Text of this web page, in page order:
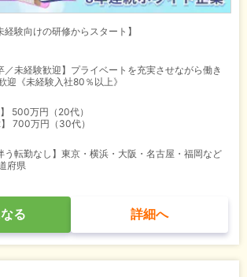
経験向けの研修からスタート】
／未経験歓迎】プライベートを充実させながら働き
迎《未経験入社80％以上》
500万円（20代）
700万円（30代）
う転勤なし】東京・横浜・大阪・名古屋・福岡など
府県
る 詳細へ